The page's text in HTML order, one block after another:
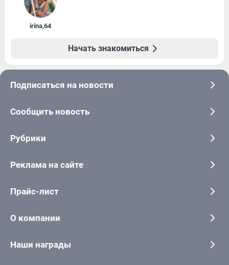
irina,64
Начать знакомиться
Подписаться на новости
Сообщить новость
Рубрики
Реклама на сайте
Прайс-лист
О компании
Наши награды